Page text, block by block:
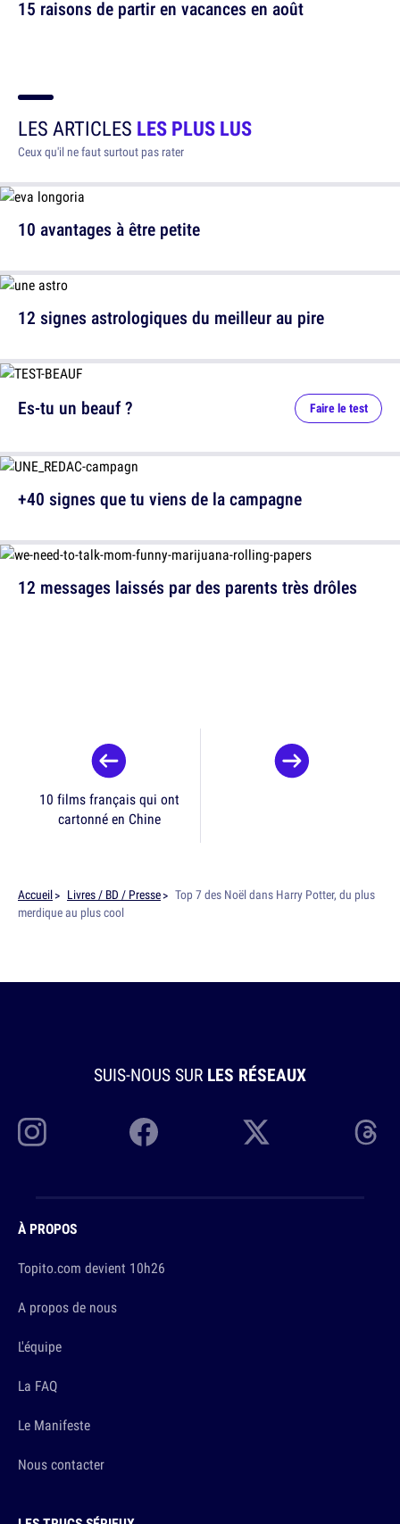
15 raisons de partir en vacances en août
LES ARTICLES LES PLUS LUS
Ceux qu'il ne faut surtout pas rater
10 avantages à être petite
12 signes astrologiques du meilleur au pire
12 messages laissés par des parents très drôles
Es-tu un beauf ? Faire le test
+40 signes que tu viens de la campagne
10 films français qui ont
cartonné en Chine
Accueil Livres / BD / Presse
Top 7 des Noël dans Harry Potter, du plus
merdique au plus cool
SUIS-NOUS SUR LES RÉSEAUX
À PROPOS
Topito.com devient 10h26
A propos de nous
L'équipe
La FAQ
Le Manifeste
Nous contacter